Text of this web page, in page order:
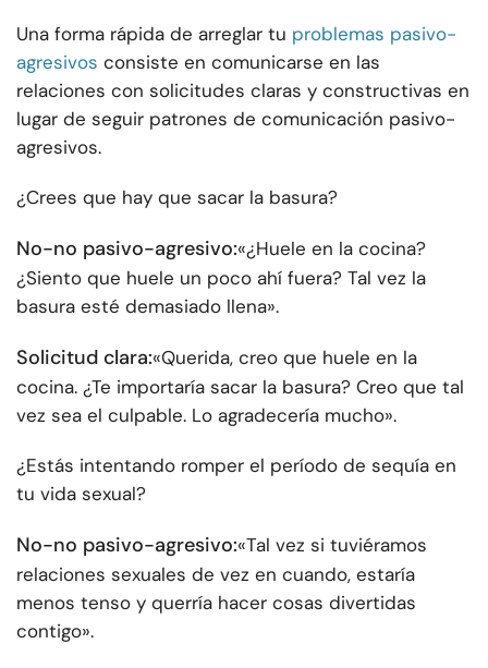
Una forma rápida de arreglar tu problemas pasivo-
agresivos consiste en comunicarse en las
relaciones con solicitudes claras y constructivas en
lugar de seguir patrones de comunicación pasivo-
agresivos.
¿Crees que hay que sacar la basura?
No-no pasivo-agresivo:«¿Huele en la cocina?
¿Siento que huele un poco ahí fuera? Tal vez la
basura esté demasiado llena».
Solicitud clara:«Querida, creo que huele en la
cocina. ¿Te importaría sacar la basura? Creo que tal
vez sea el culpable. Lo agradecería mucho».
¿Estás intentando romper el período de sequía en
tu vida sexual?
No-no pasivo-agresivo:«Tal vez si tuviéramos
relaciones sexuales de vez en cuando, estaría
menos tenso y querría hacer cosas divertidas
contigo».